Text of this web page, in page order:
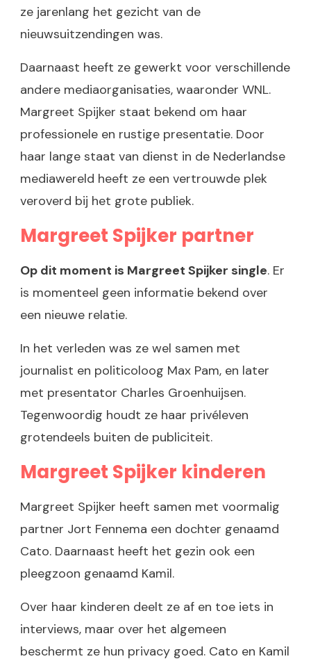
ze jarenlang het gezicht van de
nieuwsuitzendingen was.
Daarnaast heeft ze gewerkt voor verschillende
andere mediaorganisaties, waaronder WNL.
Margreet Spijker staat bekend om haar
professionele en rustige presentatie. Door
haar lange staat van dienst in de Nederlandse
mediawereld heeft ze een vertrouwde plek
veroverd bij het grote publiek.
Margreet Spijker partner
Op dit moment is Margreet Spijker single. Er
is momenteel geen informatie bekend over
een nieuwe relatie.
In het verleden was ze wel samen met
journalist en politicoloog Max Pam, en later
met presentator Charles Groenhuijsen.
Tegenwoordig houdt ze haar privéleven
grotendeels buiten de publiciteit.
Margreet Spijker kinderen
Margreet Spijker heeft samen met voormalig
partner Jort Fennema een dochter genaamd
Cato. Daarnaast heeft het gezin ook een
pleegzoon genaamd Kamil.
Over haar kinderen deelt ze af en toe iets in
interviews, maar over het algemeen
beschermt ze hun privacy goed. Cato en Kamil